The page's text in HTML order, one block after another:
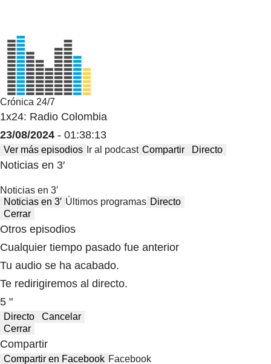
Crónica 24/7
1x24: Radio Colombia
23/08/2024 - 01:38:13
Ver más episodios Ir al podcast Compartir Directo
Noticias en 3′
Noticias en 3′
Noticias en 3′ Últimos programas Directo
Cerrar
Otros episodios
Cualquier tiempo pasado fue anterior
Tu audio se ha acabado.
Te redirigiremos al directo.
5 "
Directo
Cancelar
Cerrar
Compartir
Compartir en Facebook Facebook